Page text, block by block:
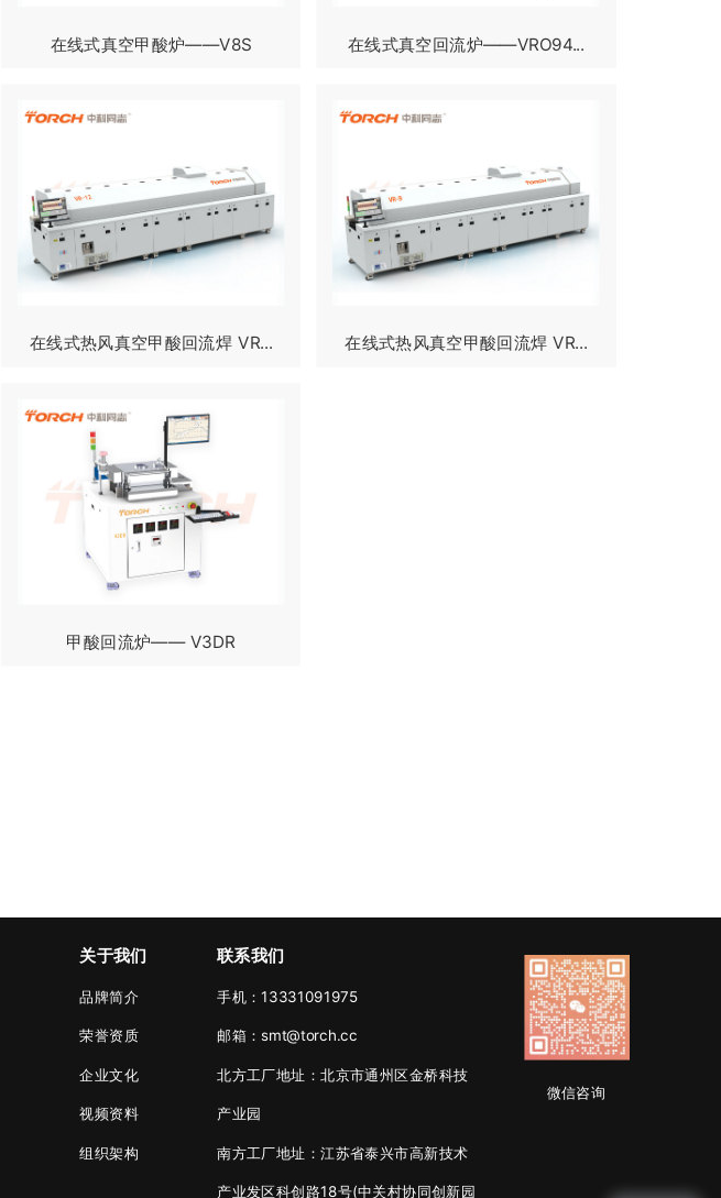
在线式真空甲酸炉——V8S 在线式真空回流炉——VRO94...
在线式热风真空甲酸回流焊 VR... 在线式热风真空甲酸回流焊 VR...
甲酸回流炉—— V3DR
关于我们
荣誉资质
企业文化
视频资料
联系我们
手机：13331091975
邮箱：smt@torch.cc
北方工厂地址：北京市通州区金桥科技
产业园
南方工厂地址：江苏省泰兴市高新技术
产业发区科创路18号(中关村协同创新园
微信咨询
品牌简介
组织架构